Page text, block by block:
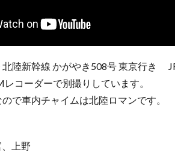
北陸新幹線 かがやき508号 東京行き
コーダーで別撮りしています。
で車内チャイムは北陸ロマンです。
上野